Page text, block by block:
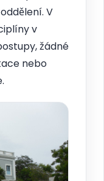
V
v
žádné
nebo